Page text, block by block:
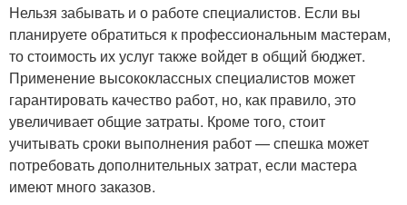
Нельзя забывать и о работе специалистов. Если вы
планируете обратиться к профессиональным мастерам,
то стоимость их услуг также войдет в общий бюджет.
Применение высококлассных специалистов может
гарантировать качество работ, но, как правило, это
увеличивает общие затраты. Кроме того, стоит
учитывать сроки выполнения работ — спешка может
потребовать дополнительных затрат, если мастера
имеют много заказов.